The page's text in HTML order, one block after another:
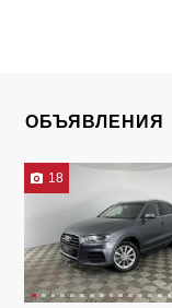
ОБЪЯВЛЕНИЯ
18